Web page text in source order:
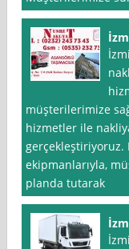
müşterilerimize
hizmetler ile
gerçekleştiriyoruz.
ekipmanlarıyla,
planda tutarak